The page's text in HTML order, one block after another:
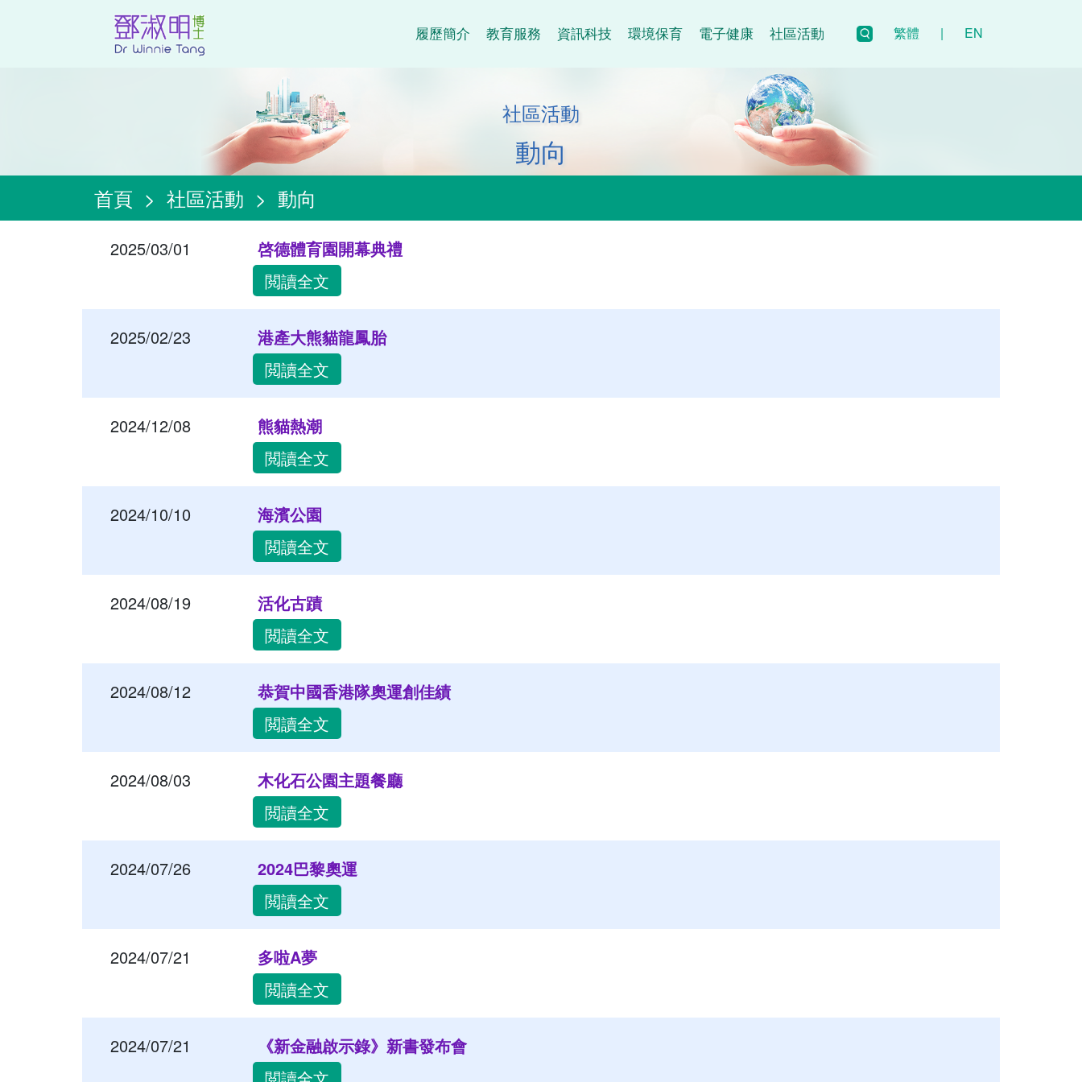
繁體 | EN
履歷簡介 教育服務 資訊科技 環境保育 電子健康 社區活動
社區活動
動向
首頁 > 社區活動 > 動向
2025/03/01
啓德體育園開幕典禮
閲讀全文
2025/02/23
港產大熊貓龍鳳胎
閲讀全文
2024/12/08
熊貓熱潮
閲讀全文
2024/10/10
海濱公園
閲讀全文
2024/08/19
活化古蹟
閲讀全文
2024/08/12
恭賀中國香港隊奧運創佳績
閲讀全文
2024/08/03
木化石公園主題餐廳
閲讀全文
2024/07/26
2024巴黎奧運
閲讀全文
2024/07/21
多啦A夢
閲讀全文
2024/07/21
《新金融啟示錄》新書發布會